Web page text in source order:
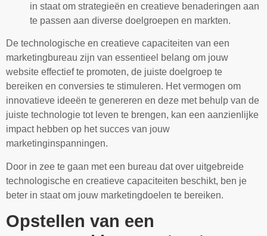
in staat om strategieën en creatieve benaderingen aan
te passen aan diverse doelgroepen en markten.
De technologische en creatieve capaciteiten van een
marketingbureau zijn van essentieel belang om jouw
website effectief te promoten, de juiste doelgroep te
bereiken en conversies te stimuleren. Het vermogen om
innovatieve ideeën te genereren en deze met behulp van de
juiste technologie tot leven te brengen, kan een aanzienlijke
impact hebben op het succes van jouw
marketinginspanningen.
Door in zee te gaan met een bureau dat over uitgebreide
technologische en creatieve capaciteiten beschikt, ben je
beter in staat om jouw marketingdoelen te bereiken.
Opstellen van een